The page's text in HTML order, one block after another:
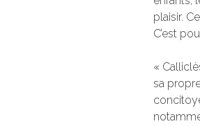
plaisir.
C’est
«
sa